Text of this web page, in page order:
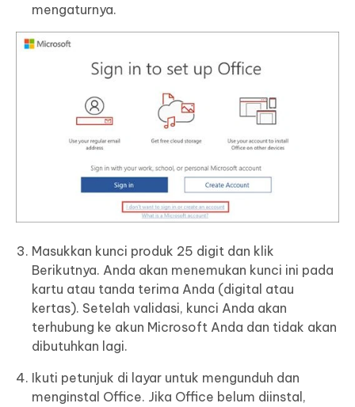
mengaturnya.
Masukkan kunci produk 25 digit dan klik
Berikutnya. Anda akan menemukan kunci ini pada
kartu atau tanda terima Anda (digital atau
kertas). Setelah validasi, kunci Anda akan
terhubung ke akun Microsoft Anda dan tidak akan
dibutuhkan lagi.
Ikuti petunjuk di layar untuk mengunduh dan
menginstal Office. Jika Office belum diinstal,